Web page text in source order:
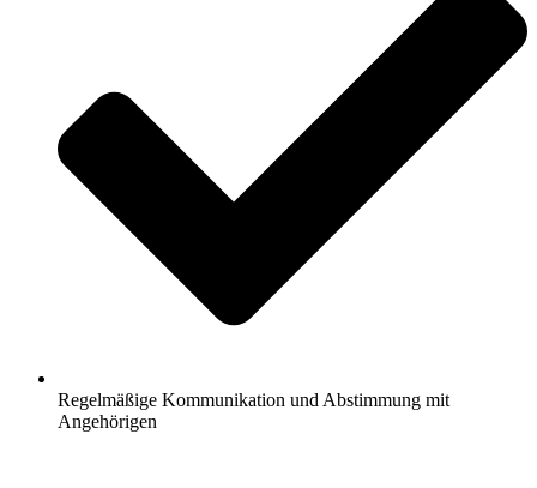
Regelmäßige Kommunikation und Abstimmung mit
Angehörigen